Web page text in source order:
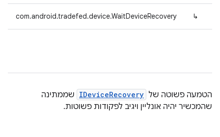
↳
com.android.tradefed.device.WaitDeviceRecovery
הטמעה פשוטה של IDeviceRecovery שממתינה
שהמכשיר יהיה אונליין ויגיב לפקודות פשוטות.